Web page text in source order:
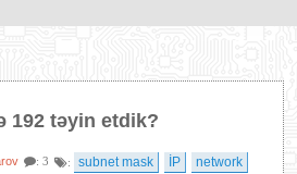
MƏQALƏLƏR
PROQRAMLAR
AVADANLIQLAR
192 təyin etdik?
: 3 : subnet mask İP network